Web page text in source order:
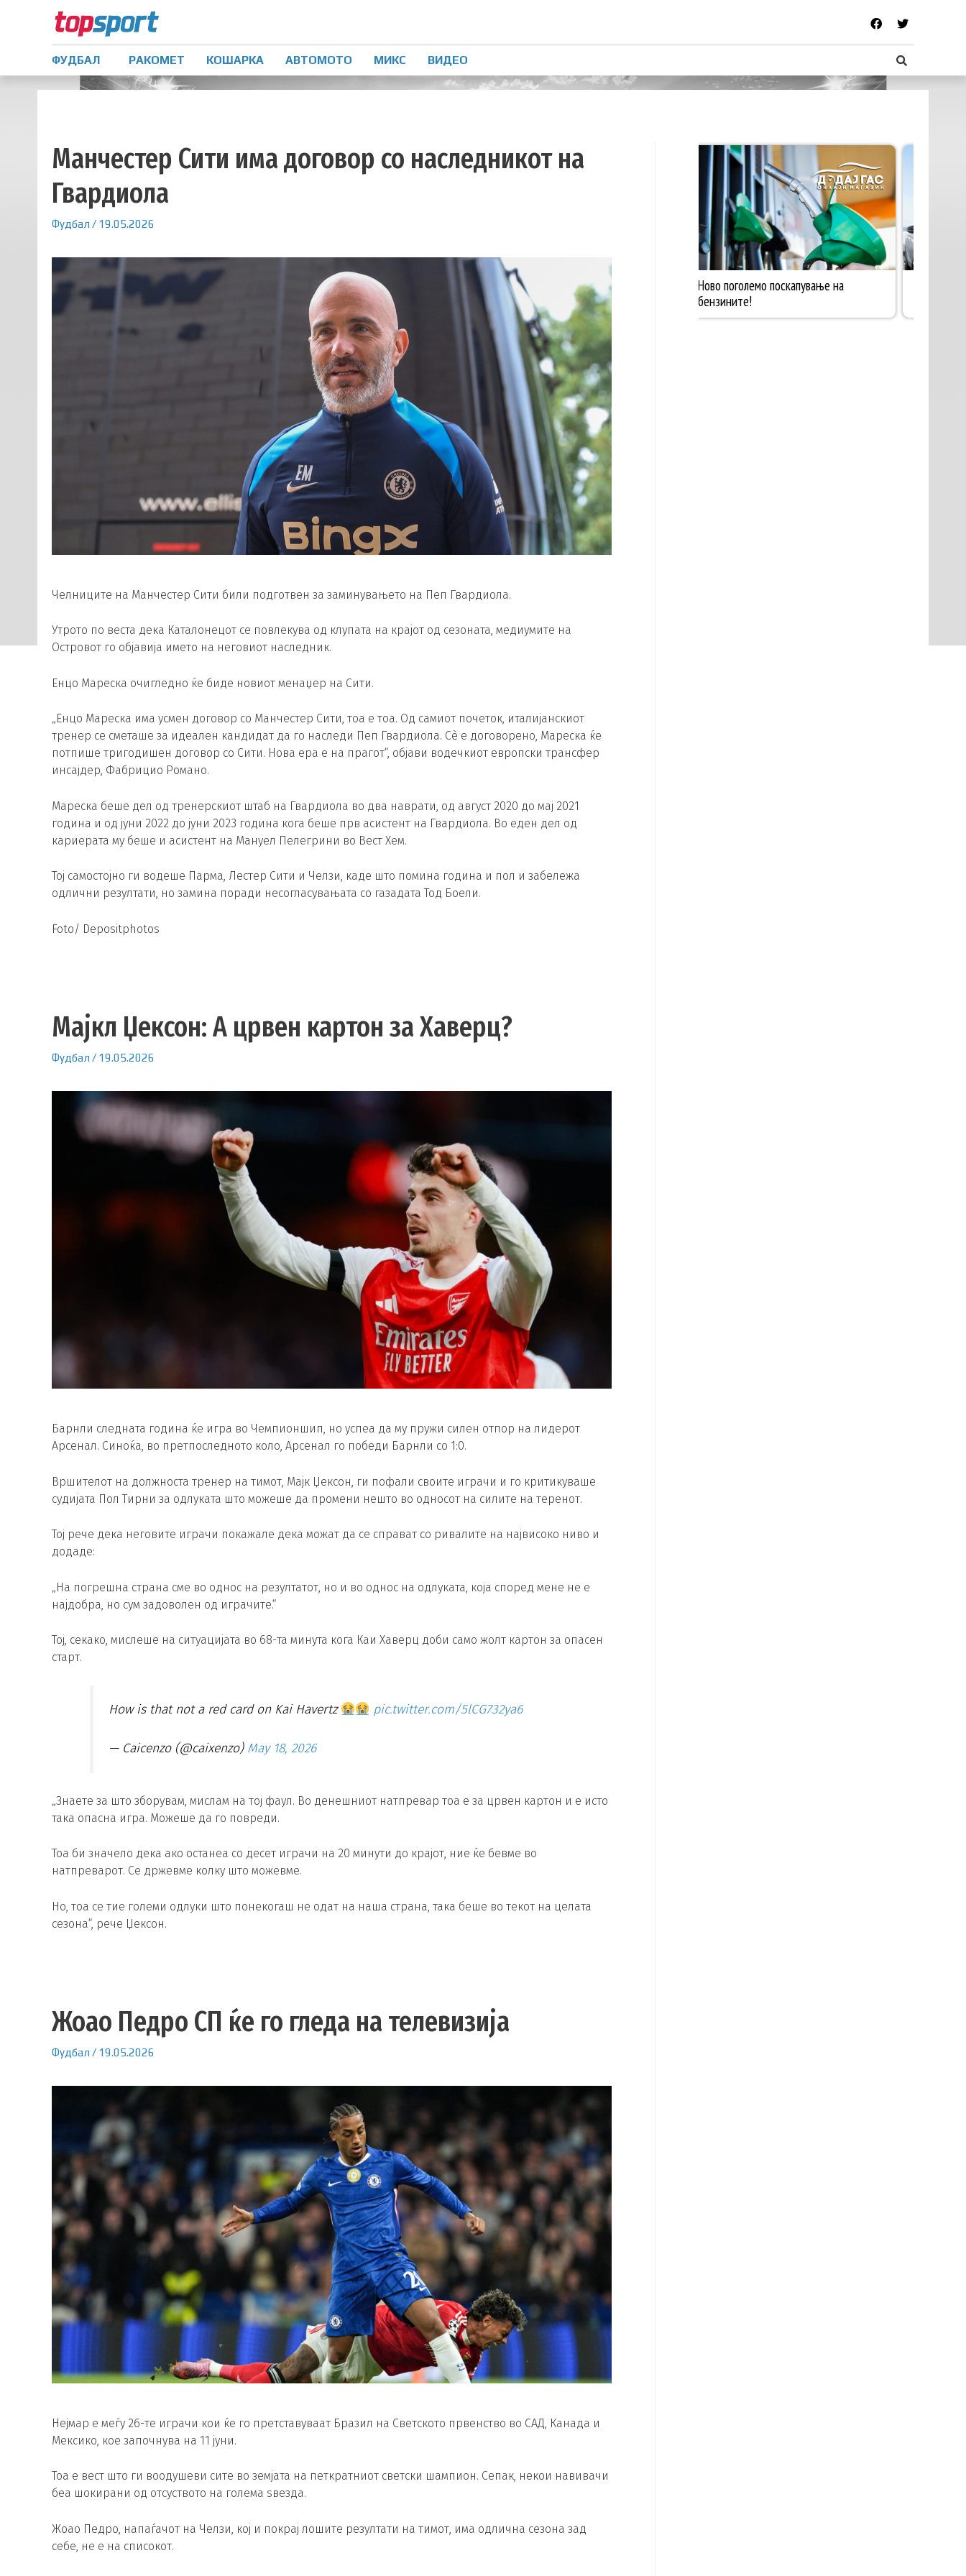
ФУДБАЛ РАКОМЕТ КОШАРКА АВТОМОТО МИКС ВИДЕО
Манчестер Сити има договор со наследникот на
Гвардиола
Фудбал / 19.05.2026
Челниците на Манчестер Сити били подготвен за заминувањето на Пеп Гвардиола.
Утрото по веста дека Каталонецот се повлекува од клупата на крајот од сезоната, медиумите на
Островот го објавија името на неговиот наследник.
Енцо Мареска очигледно ќе биде новиот менаџер на Сити.
„Енцо Мареска има усмен договор со Манчестер Сити, тоа е тоа. Од самиот почеток, италијанскиот
тренер се сметаше за идеален кандидат да го наследи Пеп Гвардиола. Сè е договорено, Мареска ќе
потпише тригодишен договор со Сити. Нова ера е на прагот“, објави водечкиот европски трансфер
инсајдер, Фабрицио Романо.
Мареска беше дел од тренерскиот штаб на Гвардиола во два наврати, од август 2020 до мај 2021
година и од јуни 2022 до јуни 2023 година кога беше прв асистент на Гвардиола. Во еден дел од
кариерата му беше и асистент на Мануел Пелегрини во Вест Хем.
Тој самостојно ги водеше Парма, Лестер Сити и Челзи, каде што помина година и пол и забележа
одлични резултати, но замина поради несогласувањата со газадата Тод Боели.
Foto/ Depositphotos
Мајкл Џексон: А црвен картон за Хаверц?
Фудбал / 19.05.2026
Барнли следната година ќе игра во Чемпионшип, но успеа да му пружи силен отпор на лидерот
Арсенал. Синоќа, во претпоследното коло, Арсенал го победи Барнли со 1:0.
Вршителот на должноста тренер на тимот, Мајк Џексон, ги пофали своите играчи и го критикуваше
судијата Пол Тирни за одлуката што можеше да промени нешто во односот на силите на теренот.
Тој рече дека неговите играчи покажале дека можат да се справат со ривалите на највисоко ниво и
додаде:
„На погрешна страна сме во однос на резултатот, но и во однос на одлуката, која според мене не е
најдобра, но сум задоволен од играчите.“
Тој, секако, мислеше на ситуацијата во 68-та минута кога Каи Хаверц доби само жолт картон за опасен
старт.
How is that not a red card on Kai Havertz pic.twitter.com/5lCG732ya6
— Caicenzo (@caixenzo) May 18, 2026
„Знаете за што зборувам, мислам на тој фаул. Во денешниот натпревар тоа е за црвен картон и е исто
така опасна игра. Можеше да го повреди.
Тоа би значело дека ако останеа со десет играчи на 20 минути до крајот, ние ќе бевме во
натпреварот. Се држевме колку што можевме.
Но, тоа се тие големи одлуки што понекогаш не одат на наша страна, така беше во текот на целата
сезона“, рече Џексон.
Жоао Педро СП ќе го гледа на телевизија
Фудбал / 19.05.2026
Нејмар е меѓу 26-те играчи кои ќе го претставуваат Бразил на Светското првенство во САД, Канада и
Мексико, кое започнува на 11 јуни.
Тоа е вест што ги воодушеви сите во земјата на петкратниот светски шампион. Сепак, некои навивачи
беа шокирани од отсуството на голема ѕвезда.
Жоао Педро, напаѓачот на Челзи, кој и покрај лошите резултати на тимот, има одлична сезона зад
себе, не е на списокот.